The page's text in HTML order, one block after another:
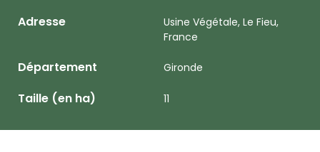
Adresse
Usine Végétale, Le Fieu,
France
Département Gironde
Taille (en ha) 11